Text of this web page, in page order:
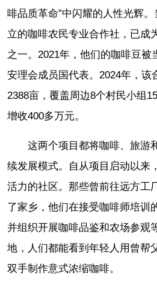
啡品质革命”中闪耀的人性光辉
立的咖啡农民专业合作社，已成
之一。2021年，他们的咖啡豆被
安理会成员国代表。2024年，该
2388亩，覆盖周边8个村民小组
增收400多万元。
这两个项目都将咖啡、旅游
续发展模式。自从项目启动以来
活力的社区。那些曾前往远方工
了家乡，他们在接受咖啡师培训
并组织开展咖啡品鉴和农场参观
地，人们都能看到年轻人用曾帮
双手制作意式浓缩咖啡。